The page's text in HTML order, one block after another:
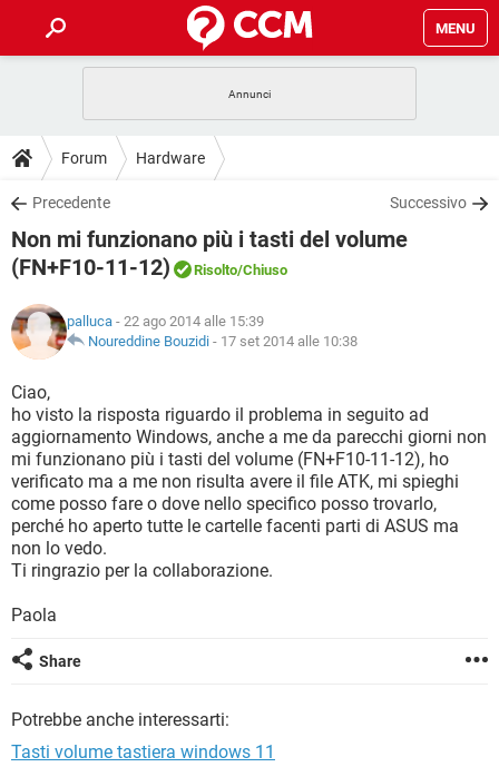
MENU
INTRATTENIMENTO
iOS
INSTAGRAM WHATSAPP
TIKTOK FACEBOOK
HARDWARE
GUIDE
COVID-19
iOS
TIKTOK FACEBOOK
DOWNLOAD
COVID-19 GAMING
INTRATTENIMENTO ANDROID
iOS
INSTAGRAM
TIKTOK
HARDWARE
FORUM
INTRATTENIMENTO ANDROID
INSTAGRAM WHATSAPP
TIKTOK FACEBOOK
HARDWARE
GLOSSARIO
COVID-19
INTRATTENIMENTO
iOS WINDOWS 10
INSTAGRAM WHATSAPP
TIKTOK FACEBOOK
HARDWARE
Forum Hardware
Precedente Successivo
Non mi funzionano più i tasti del volume
(FN+F10-11-12)
Risolto/Chiuso
palluca - 22 ago 2014 alle 15:39
Noureddine Bouzidi - 17 set 2014 alle 10:38
Ciao,
ho visto la risposta riguardo il problema in seguito ad
aggiornamento Windows, anche a me da parecchi giorni non
mi funzionano più i tasti del volume (FN+F10-11-12), ho
verificato ma a me non risulta avere il file ATK, mi spieghi
come posso fare o dove nello specifico posso trovarlo,
perché ho aperto tutte le cartelle facenti parti di ASUS ma
non lo vedo.
Ti ringrazio per la collaborazione.
Paola
Share
Potrebbe anche interessarti:
Tasti volume tastiera windows 11